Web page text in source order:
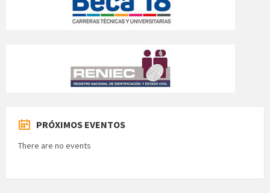
PRÓXIMOS EVENTOS
There are no events